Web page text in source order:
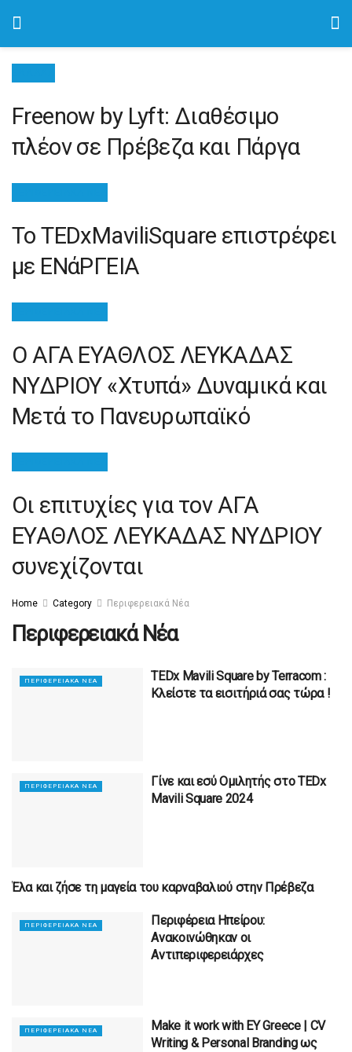
Freenow by Lyft: Διαθέσιμο
πλέον σε Πρέβεζα και Πάργα
Το TEDxMaviliSquare επιστρέφει
με ΕΝάΡΓΕΙΑ
Ο ΑΓΑ ΕΥΑΘΛΟΣ ΛΕΥΚΑΔΑΣ
ΝΥΔΡΙΟΥ «Χτυπά» Δυναμικά και
Μετά το Πανευρωπαϊκό
Οι επιτυχίες για τον ΑΓΑ
ΕΥΑΘΛΟΣ ΛΕΥΚΑΔΑΣ ΝΥΔΡΙΟΥ
συνεχίζονται
Home Category Περιφερειακά Νέα
Περιφερειακά Νέα
ΠΕΡΙΦΕΡΕΙΑΚΆ ΝΈΑ
TEDx Mavili Square by Terracom :
Κλείστε τα εισιτήριά σας τώρα !
ΠΕΡΙΦΕΡΕΙΑΚΆ ΝΈΑ
Γίνε και εσύ Ομιλητής στο TEDx
Mavili Square 2024
ΠΕΡΙΦΕΡΕΙΑΚΆ ΝΈΑ
Έλα και ζήσε τη μαγεία του καρναβαλιού στην Πρέβεζα
ΠΕΡΙΦΕΡΕΙΑΚΆ ΝΈΑ
Περιφέρεια Ηπείρου:
Ανακοινώθηκαν οι
Αντιπεριφερειάρχες
ΠΕΡΙΦΕΡΕΙΑΚΆ ΝΈΑ
Make it work with EY Greece | CV
Writing & Personal Branding ως